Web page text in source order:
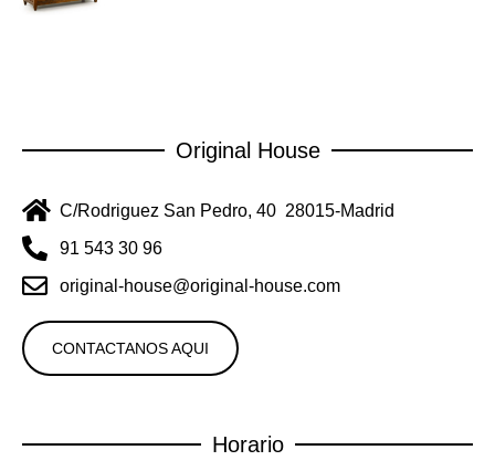
Original House
C/Rodriguez San Pedro, 40 28015-Madrid
91 543 30 96
original-house@original-house.com
CONTACTANOS AQUI
Horario